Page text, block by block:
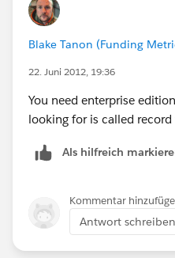
Blake Tanon (Funding
22. Juni 2012, 19:36
You need enterprise
looking for is called record
Als hilfreich
Kommentar
Antwort